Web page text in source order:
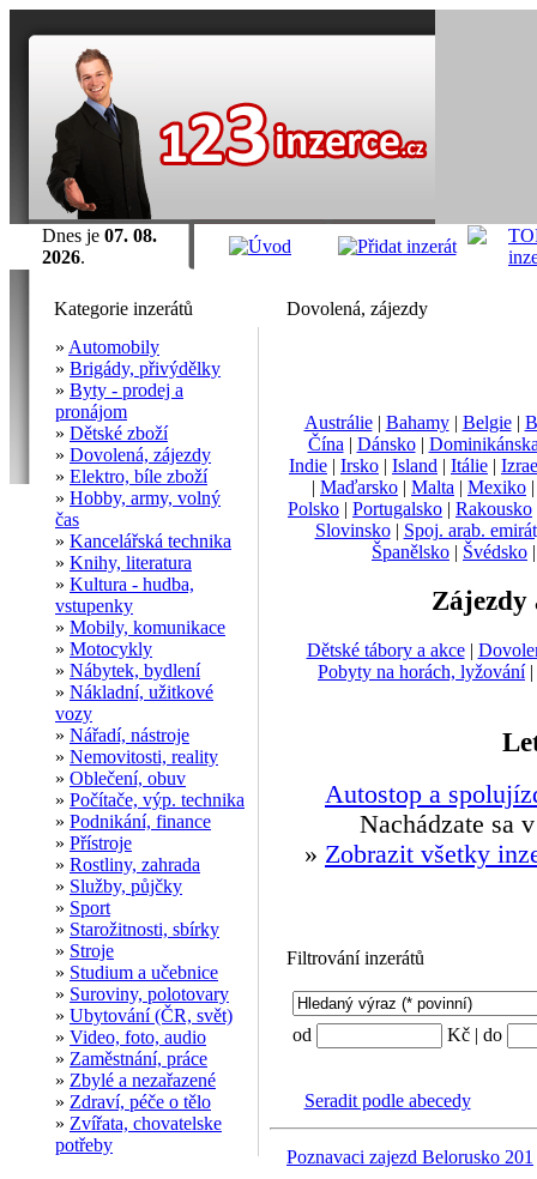
Dnes je 07. 08.
2026.
Kategorie inzerátů
» Automobily
» Brigády, přivýdělky
» Byty - prodej a
pronájom
» Dětské zboží
» Dovolená, zájezdy
» Elektro, bíle zboží
» Hobby, army, volný
čas
» Kancelářská technika
» Knihy, literatura
» Kultura - hudba,
vstupenky
» Mobily, komunikace
» Motocykly
» Nábytek, bydlení
» Nákladní, užitkové
vozy
» Nářadí, nástroje
» Nemovitosti, reality
» Oblečení, obuv
» Počítače, výp. technika
» Podnikání, finance
» Přístroje
» Rostliny, zahrada
» Služby, půjčky
» Sport
» Starožitnosti, sbírky
» Stroje
» Studium a učebnice
» Suroviny, polotovary
» Ubytování (ČR, svět)
» Video, foto, audio
» Zaměstnání, práce
» Zbylé a nezařazené
» Zdraví, péče o tělo
» Zvířata, chovatelske
potřeby
Dovolená, zájezdy
Austrálie| Bahamy| Belgie|
Čína| Dánsko|
Indie | Irsko | Island | Itálie |
| Maďarsko | Malta | Mexiko
Polsko | Portugalsko | Rakousko
Slovinsko| Spoj. arab.
Španělsko | Švédsko
Zájezdy
Dětské tábory a akce|
Pobyty na horách, lyžování|
Autostop a
Nachádzate sa
» Zobrazit všetky
Filtrování inzerátů
od Kč | do
Seradit podle abecedy
Poznavaci zajezd Belorusko 201